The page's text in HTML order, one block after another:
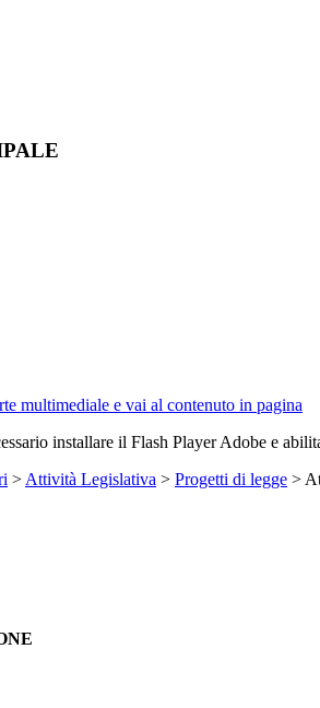
multimediale e vai al contenuto in pagina
installare il Flash Player Adobe e
> Attività Legislativa > Progetti di legge >